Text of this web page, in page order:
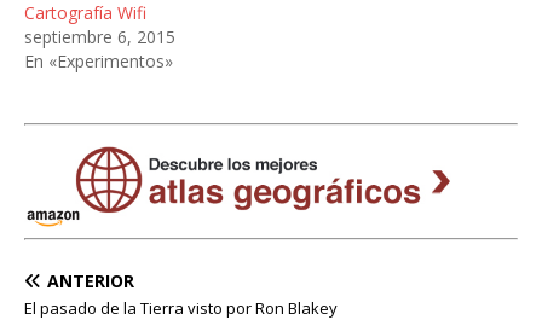
Cartografía Wifi
septiembre 6, 2015
En «Experimentos»
ANTERIOR
El pasado de la Tierra visto por Ron Blakey